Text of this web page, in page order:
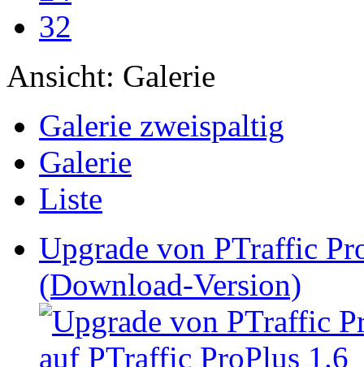
32
Ansicht: Galerie
Galerie zweispaltig
Galerie
Liste
Upgrade von PTraffic
(Download-Version)